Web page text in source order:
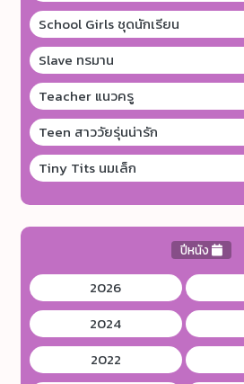
School Girls ชุดนักเรียน
Slave ทรมาน
Teacher แนวครู
Teen สาววัยรุ่นน่ารัก
Tiny Tits นมเล็ก
ปีหนัง
2026
2024
2022